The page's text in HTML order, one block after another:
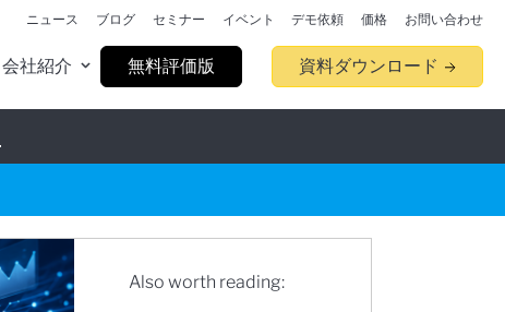
会社紹介 無料評価版 資料ダウンロード
ニュース ブログ セミナー イベント デモ依頼 価格 お問い合わせ
Also worth reading: